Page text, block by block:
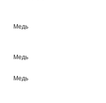
Медь
Медь
Медь